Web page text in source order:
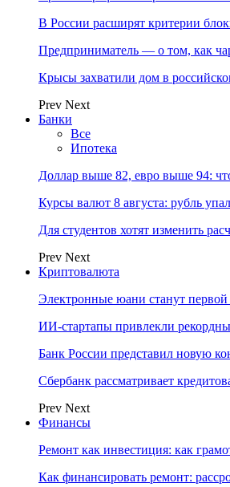
В России расширят критерии
Предприниматель — о том, как
Крысы захватили дом в
Prev Next
Банки
Все
Ипотека
Доллар выше 82, евро выше 94:
Курсы валют 8 августа: рубль
Для студентов хотят изменить
Prev Next
Криптовалюта
Электронные юани станут
ИИ-стартапы привлекли
Банк России представил новую
Сбербанк рассматривает
Prev Next
Финансы
Ремонт как инвестиция: как
Как финансировать ремонт: